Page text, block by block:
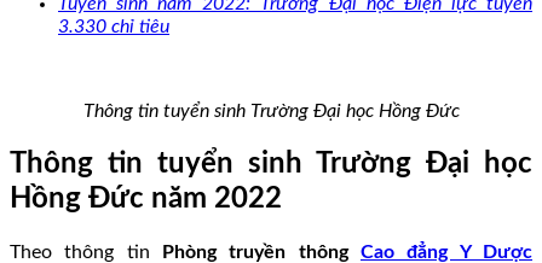
3.330 chỉ tiêu
Thông tin tuyển sinh Trường Đại học Hồng Đức
Thông tin tuyển sinh Trường Đại học
Hồng Đức năm 2022
Theo thông tin Phòng truyền thông Cao đẳng Y Dược